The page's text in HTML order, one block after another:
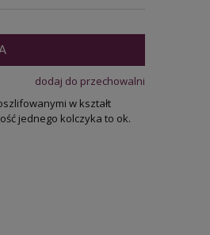
dodaj do przechowalni
w kształt
jednego kolczyka to ok.